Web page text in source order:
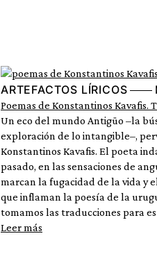
ARTEFACTOS LÍRICOS
Poemas de Konstantinos Kavafis.
Un eco del mundo Antigüo –la
exploración de lo intangible–,
Konstantinos Kavafis. El poeta
pasado, en las sensaciones de
marcan la fugacidad de la vida y
que inflaman la poesía de la
tomamos las traducciones para
Leer más